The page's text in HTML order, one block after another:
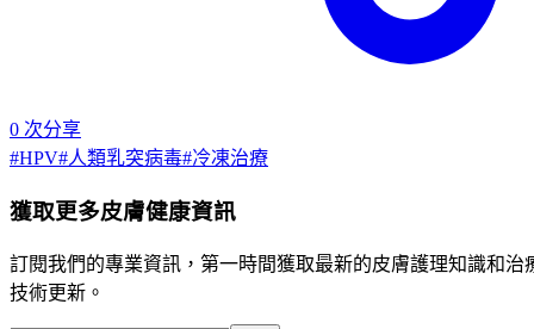
0 次分享
#HPV#人類乳突病毒#冷凍治療
獲取更多皮膚健康資訊
訂閱我們的專業資訊，第一時間獲取最新的皮膚護理知識和治
技術更新。